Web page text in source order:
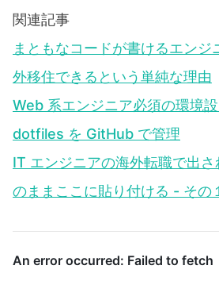
関連記事
まともなコードが書けるエンジ
外移住できるという単純な理由
Web 系エンジニア必須の環境
dotfiles を GitHub で管理
IT エンジニアの海外転職で出
のままここに貼り付ける - その